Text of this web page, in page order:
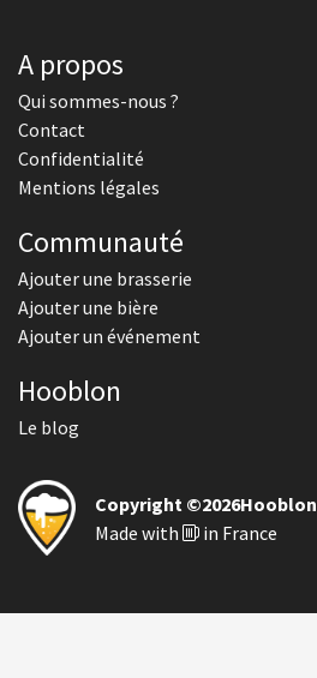
A propos
Qui sommes-nous ?
Contact
Confidentialité
Mentions légales
Communauté
Ajouter une brasserie
Ajouter une bière
Ajouter un événement
Hooblon
Le blog
Copyright ©2026Hooblon
Made with
in France